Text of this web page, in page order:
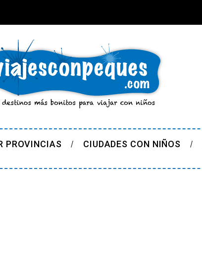
PROVINCIAS CIUDADES CON NIÑOS